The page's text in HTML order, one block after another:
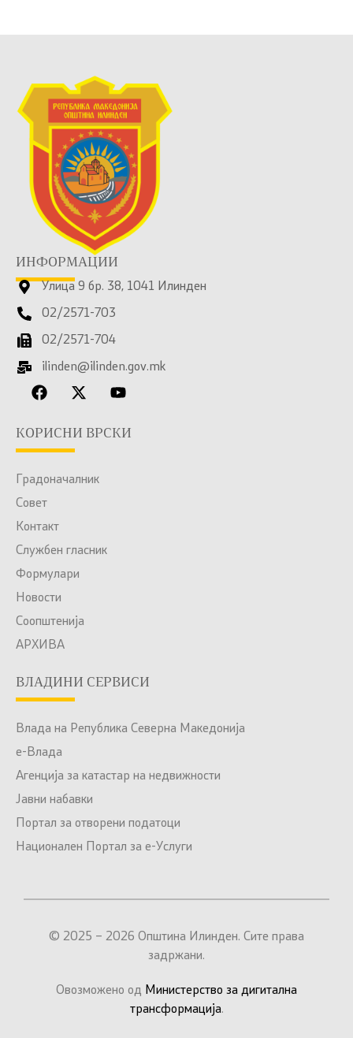
ИНФОРМАЦИИ
Улица 9 бр. 38, 1041 Илинден
02/2571-703
02/2571-704
ilinden@ilinden.gov.mk
КОРИСНИ ВРСКИ
Градоначалник
Совет
Контакт
Службен гласник
Формулари
Новости
Соопштенија
АРХИВА
ВЛАДИНИ СЕРВИСИ
Влада на Република Северна Македонија
е-Влада
Агенција за катастар на недвижности
Јавни набавки
Портал за отворени податоци
Национален Портал за е-Услуги
© 2025 – 2026 Општина Илинден. Сите права
задржани.
Овозможено од Министерство за дигитална
трансформација.